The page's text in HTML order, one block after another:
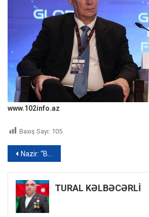
www.102info.az
Baxış Sayı: 105
Yazı
naviqasiyası
Nazir: “Beynəlxalq qurumlar Azərbaycanın pandemiya ilə mübarizə təcrübəsini maraqla qarşılayıblar”
TURAL KƏLBƏCƏRLİ